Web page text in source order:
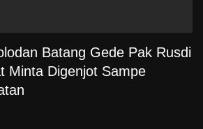
Batang Gede Pak Rusdi
Minta Digenjot Sampe